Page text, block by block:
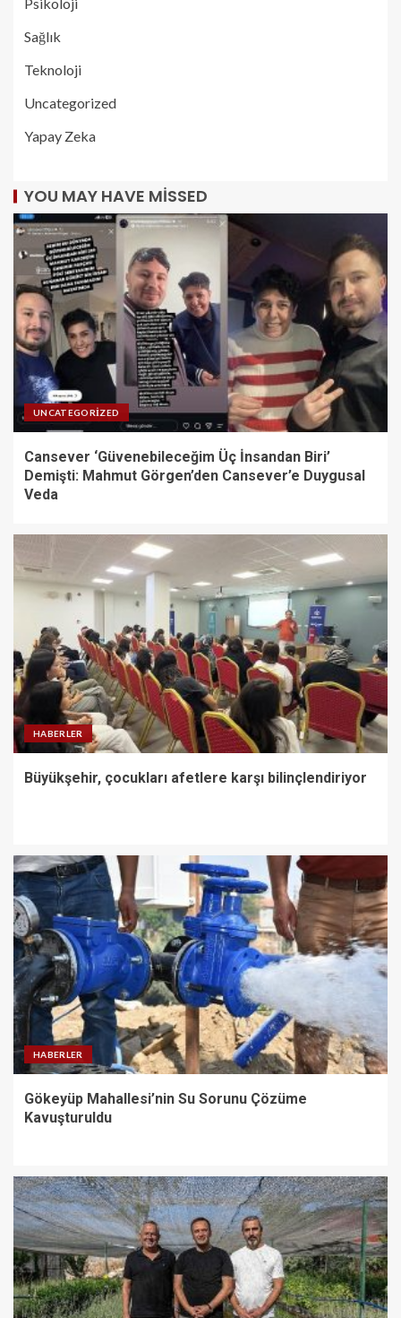
Sağlık
Teknoloji
Uncategorized
Yapay Zeka
YOU MAY HAVE MISSED
UNCATEGORIZED
Cansever ‘Güvenebileceğim Üç İnsandan Biri’
Demişti: Mahmut Görgen’den Cansever’e Duygusal
Veda
HABERLER
Büyükşehir, çocukları afetlere karşı bilinçlendiriyor
HABERLER
Gökeyüp Mahallesi’nin Su Sorunu Çözüme
Kavuşturuldu